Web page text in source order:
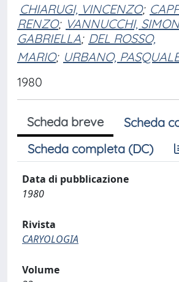
CHIARUGI, VINCENZO;
RENZO; VANNUCCHI,
GABRIELLA; DEL ROSSO,
MARIO; URBANO,
1980
Scheda breve
Scheda
Scheda completa (DC)
Data di pubblicazione
1980
Rivista
CARYOLOGIA
Volume